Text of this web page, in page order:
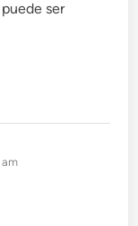
ser
am